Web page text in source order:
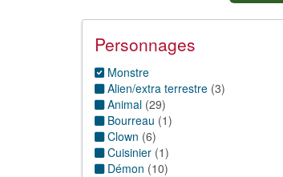
Horreur(89)
Humour ( 5)
Magie & sorcellerie
Musique
Nature(1)
Pirate et corsaire
Punk(1)
Rock'n roll
Personnages
Monstre
Alien/extra terrestre (3)
Animal (29)
Bourreau (1)
Clown (6)
Cuisinier (1)
Démon (10)